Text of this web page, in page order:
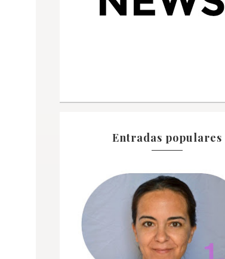
Entradas populares